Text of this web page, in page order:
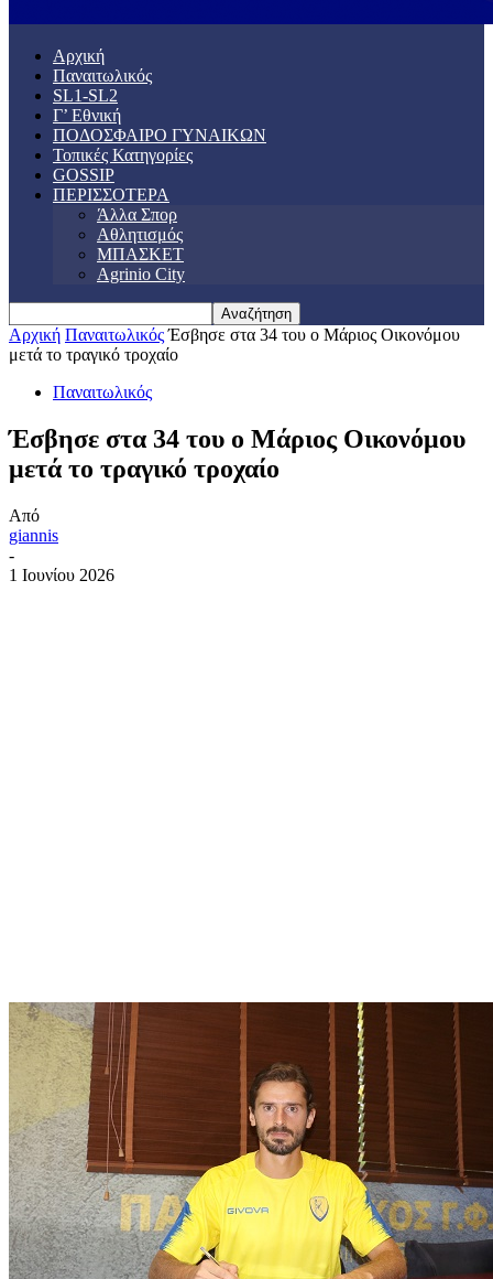
Αρχική
Παναιτωλικός
SL1-SL2
Γ’ Εθνική
ΠΟΔΟΣΦΑΙΡΟ ΓΥΝΑΙΚΩΝ
Τοπικές Κατηγορίες
GOSSIP
ΠΕΡΙΣΣΟΤΕΡΑ
Άλλα Σπορ
Αθλητισμός
ΜΠΑΣΚΕΤ
Agrinio City
Αρχική Παναιτωλικός Έσβησε στα 34 του ο Μάριος Οικονόμου
μετά το τραγικό τροχαίο
Παναιτωλικός
Έσβησε στα 34 του ο Μάριος Οικονόμου
μετά το τραγικό τροχαίο
Από
giannis
-
1 Ιουνίου 2026